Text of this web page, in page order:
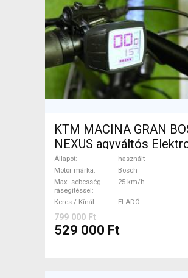
KTM MACINA GRAN
NEXUS agyváltós
Trekking/cross 25 km/h
Bosch használt ELADÓ
Állapot
használt
Motor márka
Bosch
Max. sebesség
rásegítéssel
25 km/h
Keres / Kínál ELADÓ
799 000 Ft
529 000 Ft